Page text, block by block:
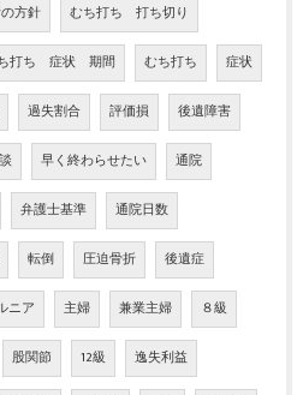
方針 むち打ち 打ち切り
打ち 症状 期間 むち打ち 症状
過失割合 評価損 後遺障害
早く終わらせたい 通院
弁護士基準 通院日数
転倒 圧迫骨折 後遺症
ニア 主婦 兼業主婦 ８級
股関節 12級 逸失利益